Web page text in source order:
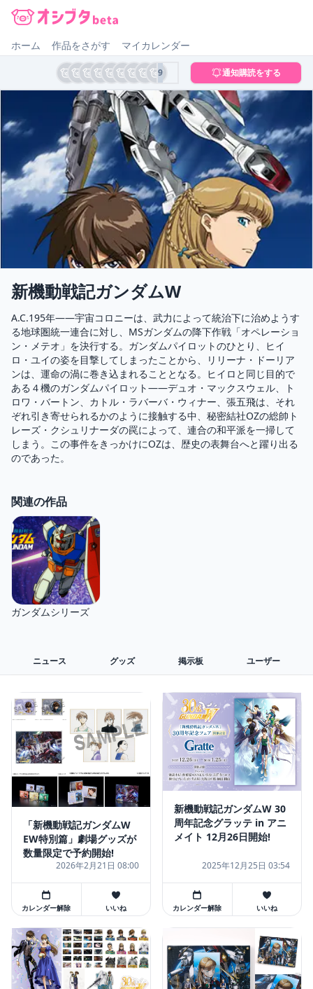
ホーム 作品をさがす マイカレンダー
9 通知購読をする
新機動戦記ガンダムW
A.C.195年――宇宙コロニーは、武力によって統治下に治めようす
る地球圏統一連合に対し、MSガンダムの降下作戦「オペレーショ
ン・メテオ」を決行する。ガンダムパイロットのひとり、ヒイ
ロ・ユイの姿を目撃してしまったことから、リリーナ・ドーリア
ンは、運命の渦に巻き込まれることとなる。ヒイロと同じ目的で
ある４機のガンダムパイロット――デュオ・マックスウェル、ト
ロワ・バートン、カトル・ラバーバ・ウィナー、張五飛は、それ
ぞれ引き寄せられるかのように接触する中、秘密結社OZの総帥ト
レーズ・クシュリナーダの罠によって、連合の和平派を一掃して
しまう。この事件をきっかけにOZは、歴史の表舞台へと躍り出る
のであった。
関連の作品
ガンダムシリーズ
ニュース グッズ 掲示板 ユーザー
「新機動戦記ガンダムW
EW特別篇」劇場グッズが
数量限定で予約開始!
2026年2月21日 08:00
カレンダー解除 いいね
新機動戦記ガンダムW 30
周年記念グラッテ in アニ
メイト 12月26日開始!
2025年12月25日 03:54
カレンダー解除 いいね